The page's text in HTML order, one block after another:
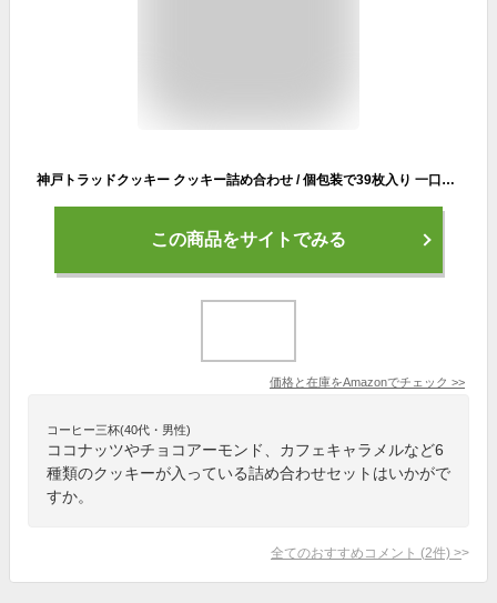
神戸トラッドクッキー クッキー詰め合わせ / 個包装で39枚入り 一口サイズで女性にもおすすめのサイズ / ココナッツ・紅茶・チョコアーモンド・カフェキャラメル・モザイク・プレーン / TC-15N
この商品をサイトでみる
価格と在庫をAmazonでチェック >>
コーヒー三杯(40代・男性)
ココナッツやチョコアーモンド、カフェキャラメルなど6
種類のクッキーが入っている詰め合わせセットはいかがで
すか。
全てのおすすめコメント (2件) >